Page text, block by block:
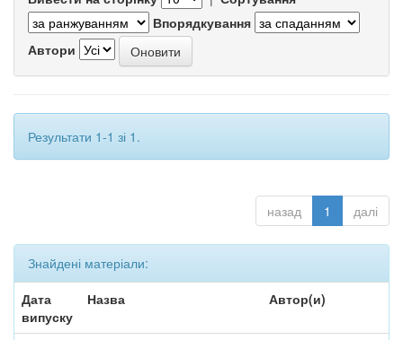
Впорядкування
Автори
Результати 1-1 зі 1.
назад 1 далі
Знайдені матеріали:
Дата
випуску
Назва Автор(и)